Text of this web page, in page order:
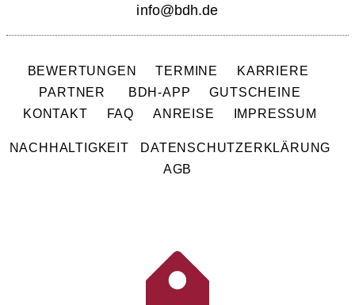
info@bdh.de
BEWERTUNGEN TERMINE
KARRIERE
PARTNER
BDH-APP
GUTSCHEINE
KONTAKT
FAQ ANREISE IMPRESSUM
NACHHALTIGKEIT
DATENSCHUTZERKLÄRUNG
AGB